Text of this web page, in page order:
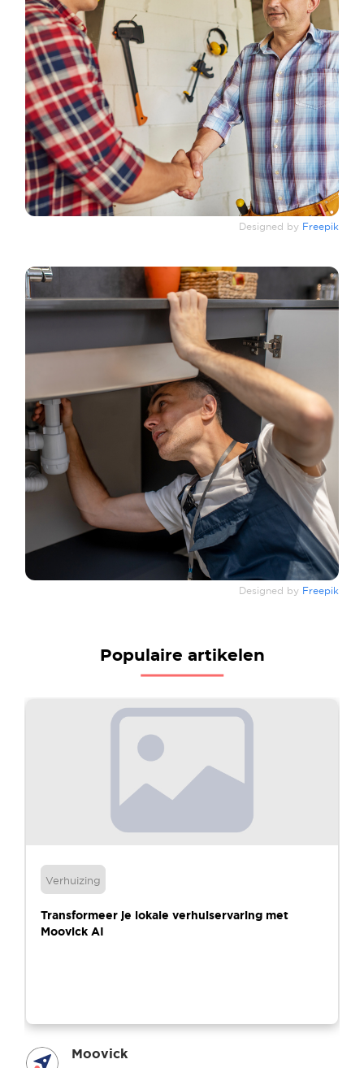
Designed by Freepik
Designed by Freepik
Populaire artikelen
Verhuizing
Transformeer je lokale verhuiservaring met
Moovick AI
Moovick